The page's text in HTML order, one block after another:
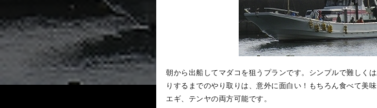
朝から出船してマダコを狙うプランです。シンプルで難しく
りするまでのやり取りは、意外に面白い！もちろん食べて美
エギ、テンヤの両方可能です。